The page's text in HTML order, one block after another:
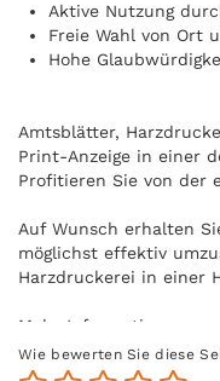
Aktive Nutzung
Freie Wahl von Ort
Hohe
Amtsblätter,
Print-Anzeige in einer
Profitieren Sie von der
Auf Wunsch erhalten
möglichst effektiv
Harzdruckerei in einer
Mehr Informationen
Wie bewerten Sie diese